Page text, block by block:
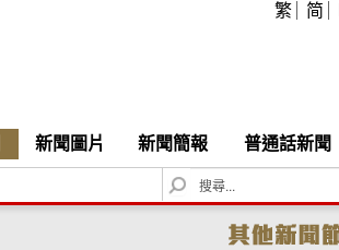
繁 简
新聞圖片 新聞簡報 普通話新聞
S
e